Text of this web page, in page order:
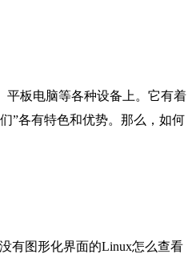
平板电脑等各种设备上。它有着
”各有特色和优势。那么，如何
有图形化界面的Linux怎么查看